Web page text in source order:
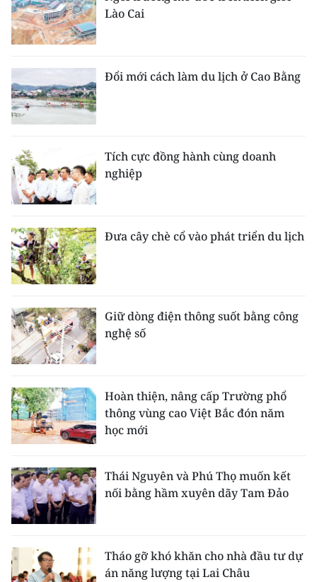
Lào Cai
Đổi mới cách làm du lịch ở Cao Bằng
Tích cực đồng hành cùng doanh
nghiệp
Đưa cây chè cổ vào phát triển du lịch
Giữ dòng điện thông suốt bằng công
nghệ số
Hoàn thiện, nâng cấp Trường phổ
thông vùng cao Việt Bắc đón năm
học mới
Thái Nguyên và Phú Thọ muốn kết
nối bằng hầm xuyên dãy Tam Đảo
Tháo gỡ khó khăn cho nhà đầu tư dự
án năng lượng tại Lai Châu